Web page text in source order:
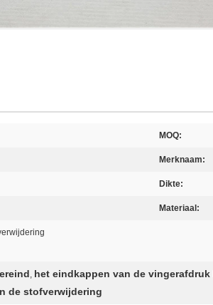
MOQ:
Merknaam:
Dikte:
Materiaal:
, het eindkappen van de
de stofverwijdering